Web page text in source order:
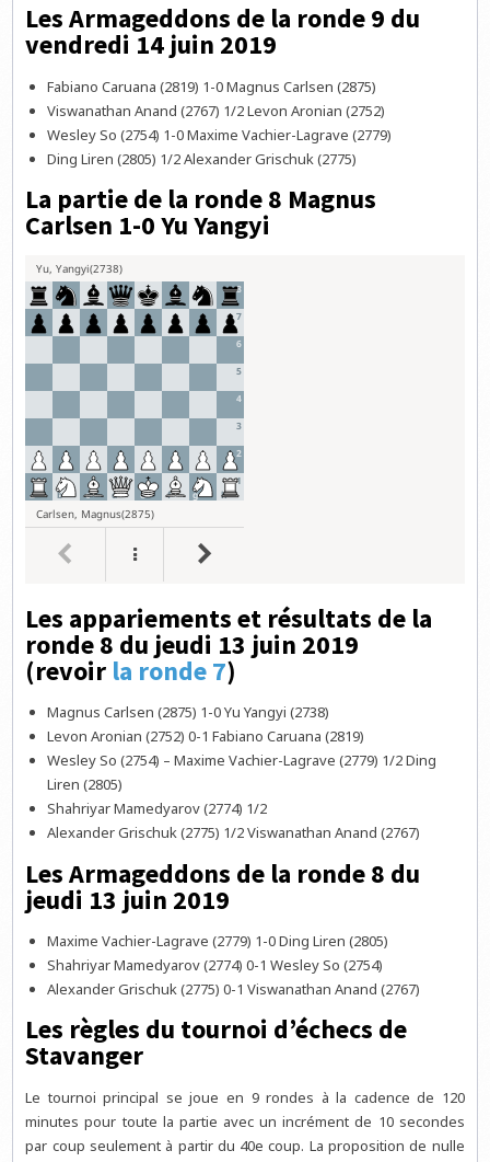
Les Armageddons de la ronde 9 du
vendredi 14 juin 2019
Fabiano Caruana (2819) 1-0 Magnus Carlsen (2875)
Viswanathan Anand (2767) 1/2 Levon Aronian (2752)
Wesley So (2754) 1-0 Maxime Vachier-Lagrave (2779)
Ding Liren (2805) 1/2 Alexander Grischuk (2775)
La partie de la ronde 8 Magnus
Carlsen 1-0 Yu Yangyi
Les appariements et résultats de la
ronde 8 du jeudi 13 juin 2019
(revoir la ronde 7)
Magnus Carlsen (2875) 1-0 Yu Yangyi (2738)
Levon Aronian (2752) 0-1 Fabiano Caruana (2819)
Wesley So (2754) – Maxime Vachier-Lagrave (2779) 1/2 Ding
Liren (2805)
Shahriyar Mamedyarov (2774) 1/2
Alexander Grischuk (2775) 1/2 Viswanathan Anand (2767)
Les Armageddons de la ronde 8 du
jeudi 13 juin 2019
Maxime Vachier-Lagrave (2779) 1-0 Ding Liren (2805)
Shahriyar Mamedyarov (2774) 0-1 Wesley So (2754)
Alexander Grischuk (2775) 0-1 Viswanathan Anand (2767)
Les règles du tournoi d’échecs de
Stavanger
Le tournoi principal se joue en 9 rondes à la cadence de 120
minutes pour toute la partie avec un incrément de 10 secondes
par coup seulement à partir du 40e coup. La proposition de nulle